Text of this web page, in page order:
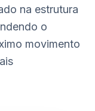
na estrutura
o
movimento